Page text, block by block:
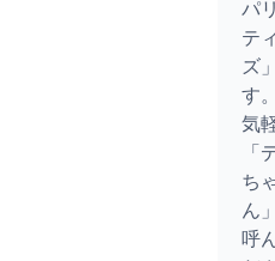
パ
テ
ズ
す
気
「
ち
ん
呼